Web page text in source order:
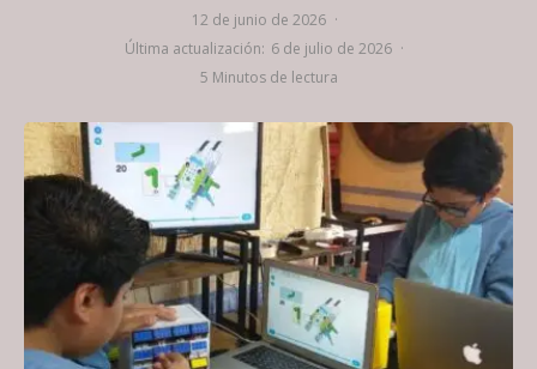
12 de junio de 2026 ·
Última actualización: 6 de julio de 2026 ·
5 Minutos de lectura